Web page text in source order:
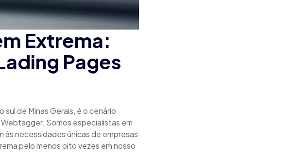
Extrema:
Pages
de Minas Gerais, é o cenário
Somos especialistas em
às necessidades únicas de empresas
pelo menos oito vezes em nosso